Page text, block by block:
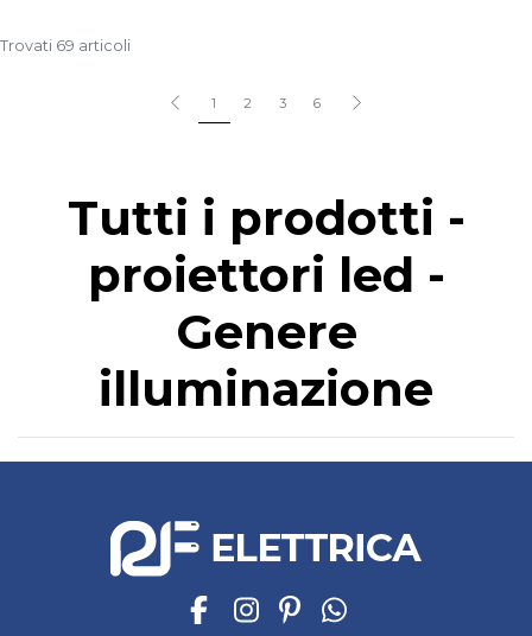
Trovati 69 articoli
1 2 3 6
Tutti i prodotti -
proiettori led -
Genere
illuminazione